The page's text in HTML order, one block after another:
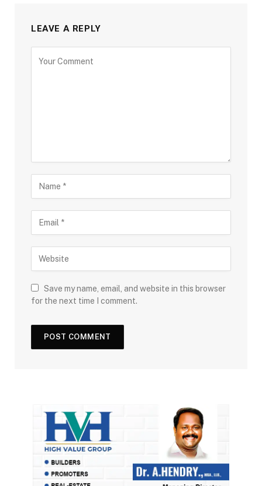
LEAVE A REPLY
Save my name, email, and website in this browser
for the next time I comment.